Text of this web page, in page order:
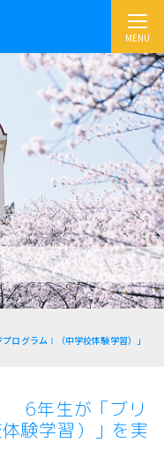
MENU
ログラムⅠ（中学校体験学習）」
6年生が「ブリ
験学習）」を実